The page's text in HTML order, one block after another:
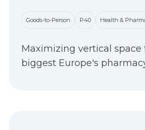
Goods-to-Person P40 Health &
Maximizing vertical space
biggest Europe's